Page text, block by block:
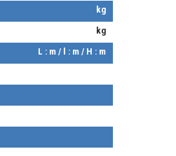
kg
kg
L : m / l : m / H : m